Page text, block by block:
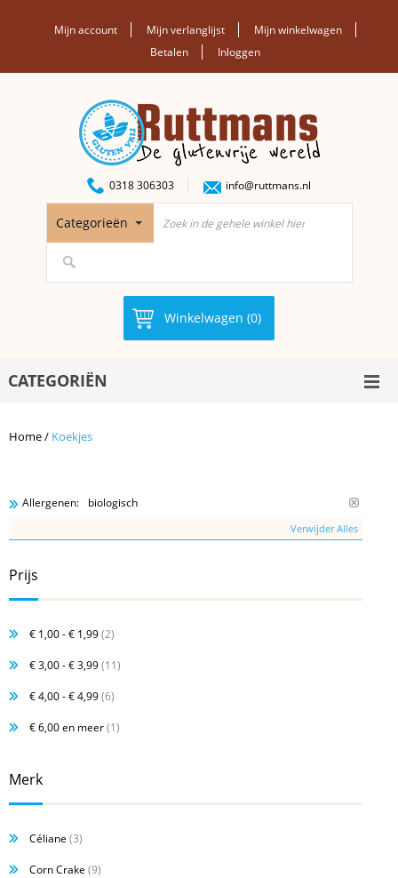
Mijn account Mijn verlanglijst
Mijn winkelwagen
Betalen
Inloggen
0318 306303 info@ruttmans.nl
Categorieën
Winkelwagen (0)
CATEGORIËN
Home/ Koekjes
Allergenen: biologisch
Verwijder Alles
Prijs
€ 1,00-€ 1,99(2)
€ 3,00-€ 3,99(11)
€ 4,00-€ 4,99(6)
€ 6,00en meer(1)
Merk
Céliane (3)
Corn Crake (9)